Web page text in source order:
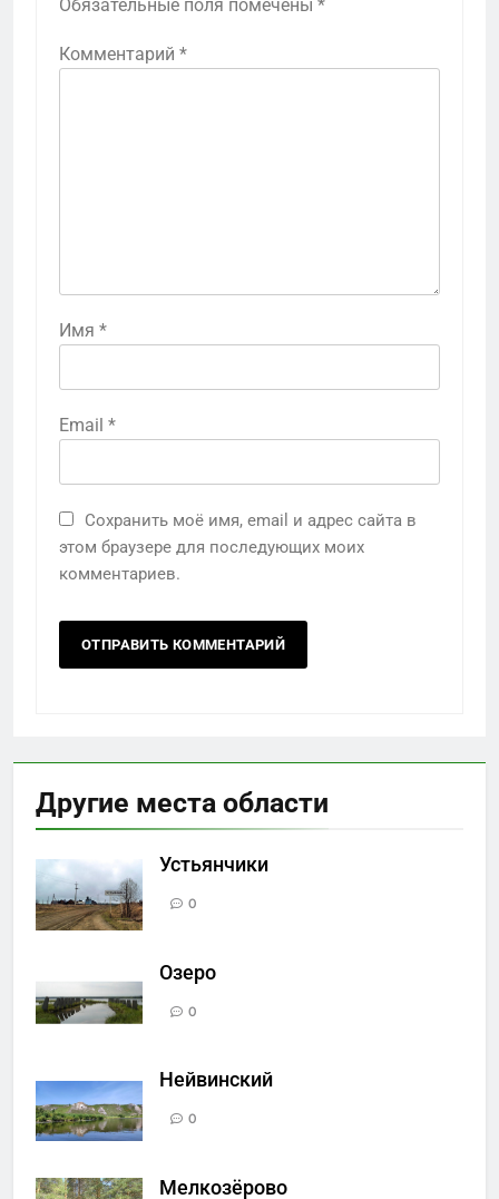
Обязательные поля помечены *
Комментарий *
Имя *
Email *
Сохранить моё имя, email и адрес сайта в
этом браузере для последующих моих
комментариев.
Другие места области
Устьянчики
0
Озеро
0
Нейвинский
0
Мелкозёрово